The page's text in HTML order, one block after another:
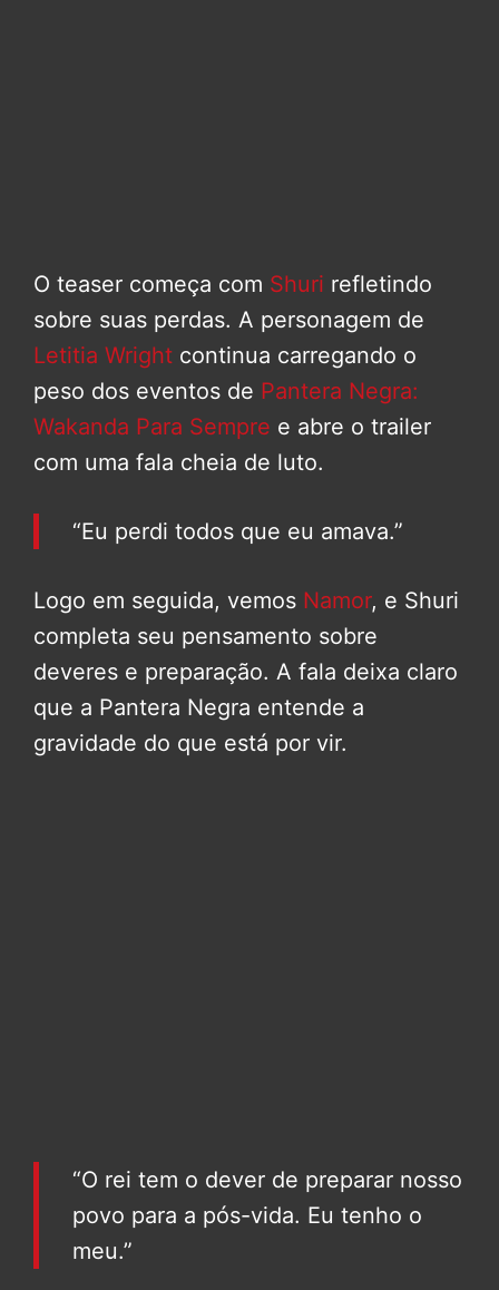
O teaser começa com Shuri refletindo
sobre suas perdas. A personagem de
Letitia Wright continua carregando o
peso dos eventos de Pantera Negra:
Wakanda Para Sempre e abre o trailer
com uma fala cheia de luto.
“Eu perdi todos que eu amava.”
Logo em seguida, vemos Namor, e Shuri
completa seu pensamento sobre
deveres e preparação. A fala deixa claro
que a Pantera Negra entende a
gravidade do que está por vir.
“O rei tem o dever de preparar nosso
povo para a pós-vida. Eu tenho o
meu.”